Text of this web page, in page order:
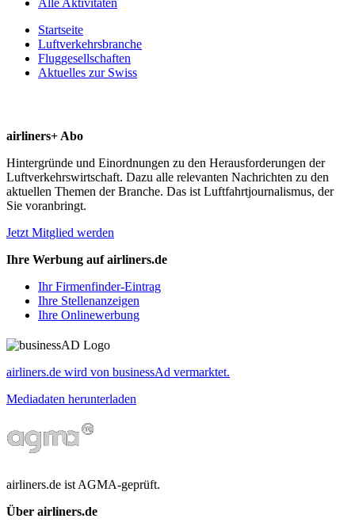
Startseite
Luftverkehrsbranche
Fluggesellschaften
Aktuelles zur Swiss
airliners+ Abo
Hintergründe und Einordnungen zu den Herausforderungen der
Luftverkehrswirtschaft. Dazu alle relevanten Nachrichten zu den
aktuellen Themen der Branche. Das ist Luftfahrtjournalismus, der
Sie voranbringt.
Jetzt Mitglied werden
Ihre Werbung auf airliners.de
Ihr Firmenfinder-Eintrag
Ihre Stellenanzeigen
Ihre Onlinewerbung
airliners.de wird von businessAd vermarktet.
Mediadaten herunterladen
airliners.de ist AGMA-geprüft.
Über airliners.de